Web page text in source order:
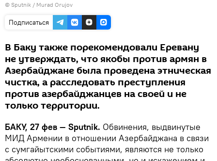
© Sputnik / Murad Orujov
Подписаться
В Баку также порекомендовали Еревану
не утверждать, что якобы против армян в
Азербайджане была проведена этническая
чистка, а расследовать преступления
против азербайджанцев на своей и не
только территории.
БАКУ, 27 фев — Sputnik. Обвинения, выдвинутые
МИД Армении в отношении Азербайджана в связи
с сумгайытскими событиями, являются не только